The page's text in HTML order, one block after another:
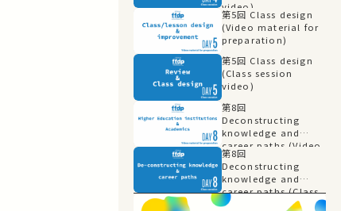
video)
第5回 Class design
(Video material for
preparation)
第5回 Class design
(Class session
video)
第8回
Deconstructing
knowledge and
career paths (Video
material for
preparation)
第8回
Deconstructing
knowledge and
career paths (Class
session video)